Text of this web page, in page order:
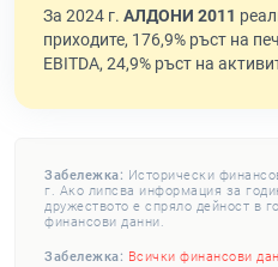
За 2024 г. АЛДОНИ 2011
приходите, 176,9% ръст на
EBITDA, 24,9% ръст на
Забележка: Исторически
г. Ако липсва информация за
дружеството е спряло дейност в
финансови данни.
Забележка: Всички финансови